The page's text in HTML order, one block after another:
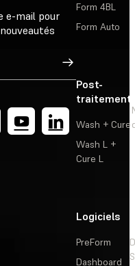
e-mail pour
Inscription
Form 4BL
Form Auto
Post-
traitement
Wash + Cure
Wash L +
Cure L
Logiciels
PreForm
Dashboard